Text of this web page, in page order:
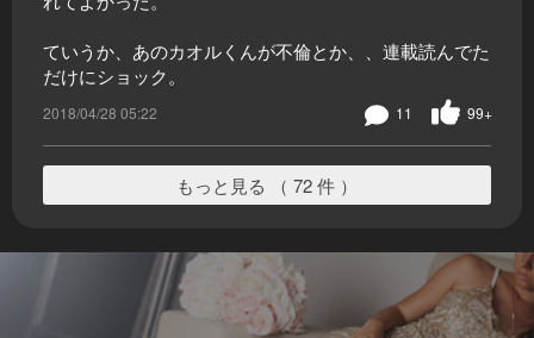
ていうか、あのカオルくんが不倫とか、、連載読んでた
だけにショック。
2018/04/28 05:22 99+
11
もっと見る （ 72 件 ）